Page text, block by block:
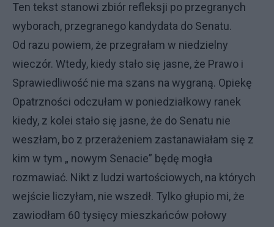
Ten tekst stanowi zbiór refleksji po przegranych
wyborach, przegranego kandydata do Senatu.
Od razu powiem, że przegrałam w niedzielny
wieczór. Wtedy, kiedy stało się jasne, że Prawo i
Sprawiedliwość nie ma szans na wygraną. Opiekę
Opatrzności odczułam w poniedziałkowy ranek
kiedy, z kolei stało się jasne, że do Senatu nie
weszłam, bo z przerażeniem zastanawiałam się z
kim w tym „ nowym Senacie” będę mogła
rozmawiać. Nikt z ludzi wartościowych, na których
wejście liczyłam, nie wszedł. Tylko głupio mi, że
zawiodłam 60 tysięcy mieszkańców połowy